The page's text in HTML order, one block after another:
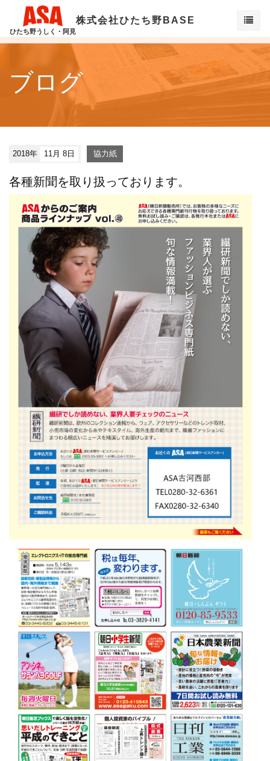
ひたち野うしく・阿見
株式会社ひたち野BASE
ブログ
2018年 11月 8日 協力紙
各種新聞を取り扱っております。